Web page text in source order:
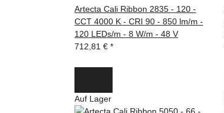
Artecta Cali Ribbon 2835 - 120 -
CCT 4000 K - CRI 90 - 850 lm/m -
120 LEDs/m - 8 W/m - 48 V
712,81 € *
Auf Lager